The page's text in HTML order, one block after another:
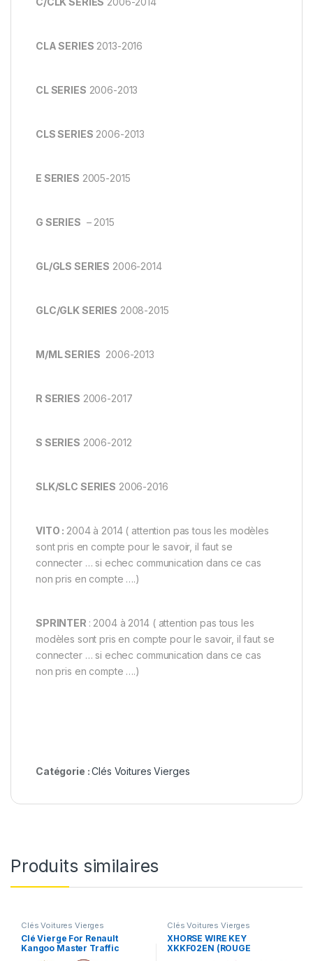
CLA SERIES 2013-2016
CL SERIES 2006-2013
CLS SERIES 2006-2013
E SERIES 2005-2015
G SERIES – 2015
GL/GLS SERIES 2006-2014
GLC/GLK SERIES 2008-2015
M/ML SERIES 2006-2013
R SERIES 2006-2017
S SERIES 2006-2012
SLK/SLC SERIES 2006-2016
VITO : 2004 à 2014 ( attention pas tous les modèles
sont pris en compte pour le savoir, il faut se
connecter … si echec communication dans ce cas
non pris en compte ….)
SPRINTER : 2004 à 2014 ( attention pas tous les
modèles sont pris en compte pour le savoir, il faut se
connecter … si echec communication dans ce cas
non pris en compte ….)
Catégorie :Clés Voitures Vierges
Produits similaires
Clés Voitures Vierges
Clé Vierge For Renault
Kangoo Master Traffic
Clés Voitures Vierges
XHORSE WIRE KEY
XKKF02EN (ROUGE